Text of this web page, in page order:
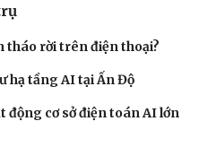
Đời sống
tháo rời trên điện thoại?
hạ tầng AI tại Ấn Độ
động cơ sở điện toán AI lớn